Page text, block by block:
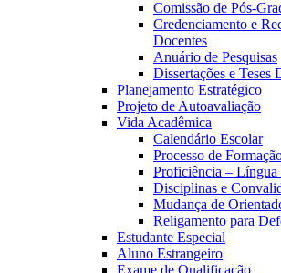
Comissão de Pós-
Credenciamento e
Docentes
Anuário de Pesquisas
Dissertações e Teses
Planejamento Estratégico
Projeto de Autoavaliação
Vida Acadêmica
Calendário Escolar
Processo de
Proficiência – Língua
Disciplinas e
Mudança de
Religamento para
Estudante Especial
Aluno Estrangeiro
Exame de Qualificação